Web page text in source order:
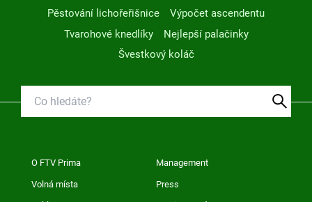
Pěstování lichořeřišnice
Výpočet ascendentu
Tvarohové knedlíky
Nejlepší palačinky
Švestkový koláč
O FTV Prima Management
Volná místa Press